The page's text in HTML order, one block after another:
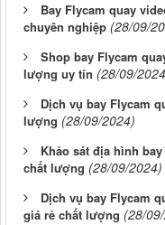
Bay Flycam quay
chuyên nghiệp (28/09/
Shop bay Flycam
lượng uy tín (28/09/
Dịch vụ bay Flycam
lượng (28/09/2024)
Khảo sát địa hình
chất lượng (28/09/2024)
Dịch vụ bay Flycam
giá rẻ chất lượng (28/